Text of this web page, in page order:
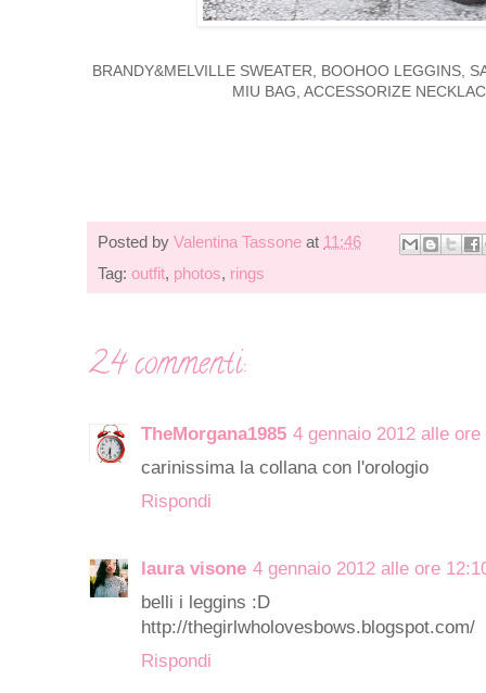
BRANDY&MELVILLE SWEATER, BOOHOO LEGGINS,
MIU BAG, ACCESSORIZE
Posted by Valentina Tassone at 11:46
Tag: outfit, photos, rings
24 commenti:
TheMorgana1985 4 gennaio 2012 alle ore
carinissima la collana con l'orologio
Rispondi
laura visone 4 gennaio 2012 alle ore
belli i leggins :D
http://thegirlwholovesbows.blogspot.com/
Rispondi